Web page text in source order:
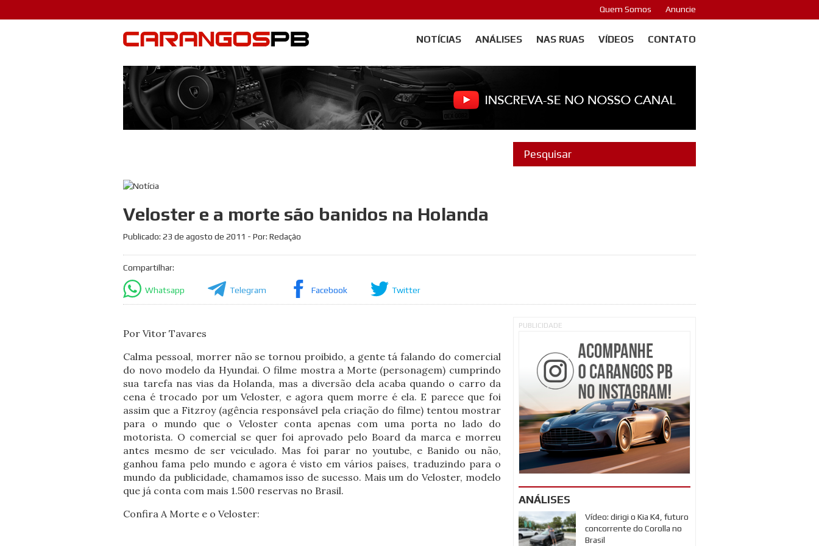
Quem Somos Anuncie
NOTÍCIAS ANÁLISES NAS RUAS VÍDEOS CONTATO
Veloster e a morte são banidos na Holanda
Publicado:23 de agosto de 2011 - Por: Redação
Compartilhar:
Whatsapp Telegram Facebook Twitter
Por Vitor Tavares
Calma pessoal, morrer não se tornou proibido, a gente tá falando do comercial
do novo modelo da Hyundai. O filme mostra a Morte (personagem) cumprindo
sua tarefa nas vias da Holanda, mas a diversão dela acaba quando o carro da
cena é trocado por um Veloster, e agora quem morre é ela. E parece que foi
assim que a Fitzroy (agência responsável pela criação do filme) tentou mostrar
para o mundo que o Veloster conta apenas com uma porta no lado do
motorista. O comercial se quer foi aprovado pelo Board da marca e morreu
antes mesmo de ser veiculado. Mas foi parar no youtube, e Banido ou não,
ganhou fama pelo mundo e agora é visto em vários países, traduzindo para o
mundo da publicidade, chamamos isso de sucesso. Mais um do Veloster, modelo
que já conta com mais 1.500 reservas no Brasil.
Confira A Morte e o Veloster:
PUBLICIDADE
ANÁLISES
Vídeo: dirigi o Kia K4, futuro
concorrente do Corolla no
Brasil